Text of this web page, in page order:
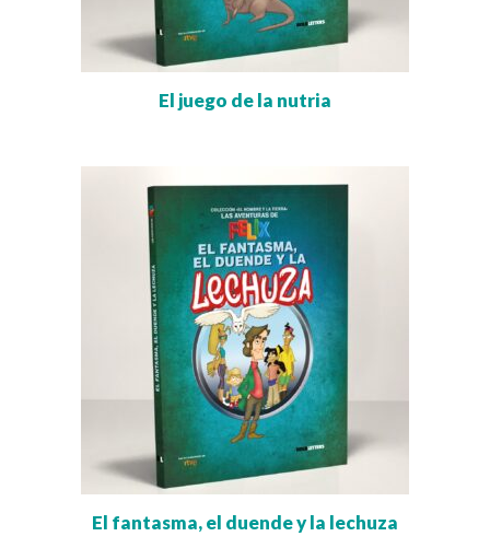
El juego de la nutria
El fantasma, el duende y la lechuza